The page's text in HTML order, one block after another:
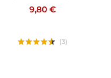
9,80 €
(3)